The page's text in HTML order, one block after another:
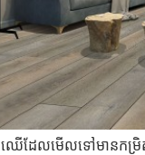
ឈើដែលមើលទៅមានកម្រិត